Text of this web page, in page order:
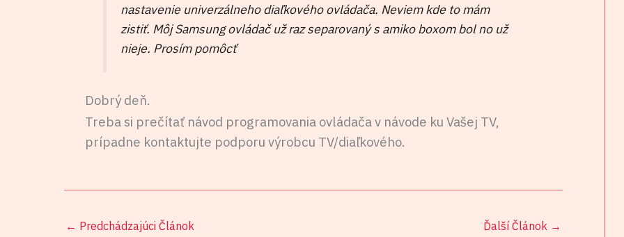
nastavenie univerzálneho diaľkového ovládača. Neviem kde to mám
zistiť. Môj Samsung ovládač už raz separovaný s amiko boxom bol no už
nieje. Prosím pomôcť
Dobrý deň.
Treba si prečítať návod programovania ovládača v návode ku Vašej TV,
prípadne kontaktujte podporu výrobcu TV/diaľkového.
← Predchádzajúci Článok Ďalší Článok →